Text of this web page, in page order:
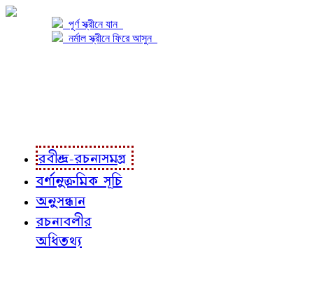
পূর্ণ স্ক্রীনে যান
নর্মাল স্ক্রীনে ফিরে আসুন
রবীন্দ্র-রচনাসমগ্র
বর্ণানুক্রমিক সূচি
অনুসন্ধান
রচনাবলীর
অধিতথ্য